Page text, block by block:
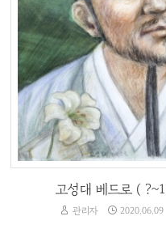
고성대 베드로 (
관리자 2020.06.09